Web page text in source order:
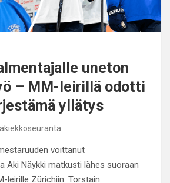
uneton
– MM-leirillä odotti
yllätys
voittanut
Aki Näykki matkusti lähes suoraan
leirille Zürichiin. Torstain